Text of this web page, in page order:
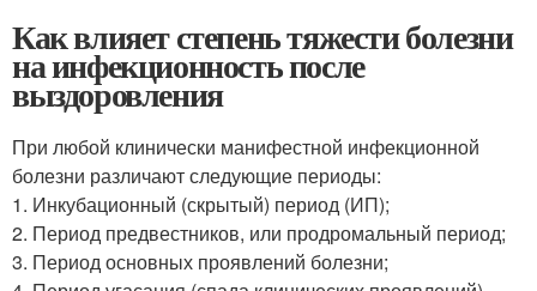
Как влияет степень тяжести болезни
на инфекционность после
выздоровления
При любой клинически манифестной инфекционной
болезни различают следующие периоды:
1. Инкубационный (скрытый) период (ИП);
2. Период предвестников, или продромальный период;
3. Период основных проявлений болезни;